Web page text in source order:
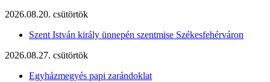
2026.08.20. csütörtök
Szent István király ünnepén szentmise Székesfehérváron
2026.08.27. csütörtök
Egyházmegyés papi zarándoklat